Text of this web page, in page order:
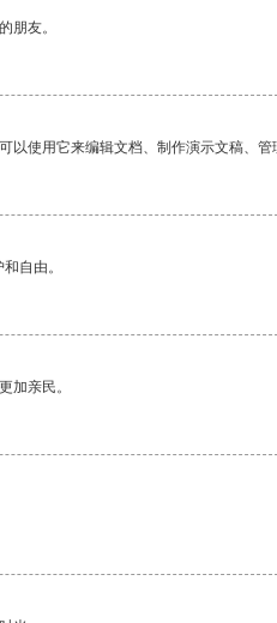
朋友。
使用它来编辑文档、制作演示文稿、管
自由。
加亲民。